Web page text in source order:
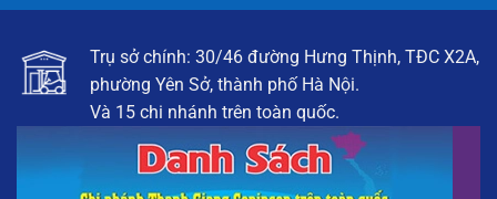
Trụ sở chính: 30/46 đường Hưng Thịnh, TĐC X2A,
phường Yên Sở, thành phố Hà Nội.
Và 15 chi nhánh trên toàn quốc.